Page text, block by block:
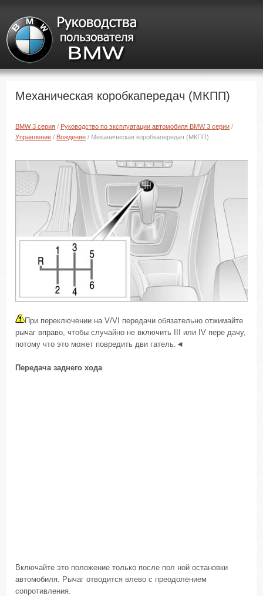
Механическая коробкапередач (МКПП)
BMW 3 серия / Руководство по эксплуатации автомобиля BMW 3 серии /
Управление / Вождение / Механическая коробкапередач (МКПП)
При переключении на V/VI передачи обязательно отжимайте
рычаг вправо, чтобы случайно не включить III или IV пере дачу,
потому что это может повредить дви гатель.◄
Передача заднего хода
Включайте это положение только после пол ной остановки
автомобиля. Рычаг отводится влево с преодолением
сопротивления.